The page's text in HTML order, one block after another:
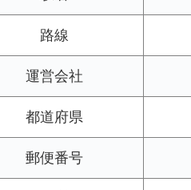
路線
運営会社
都道府県
郵便番号